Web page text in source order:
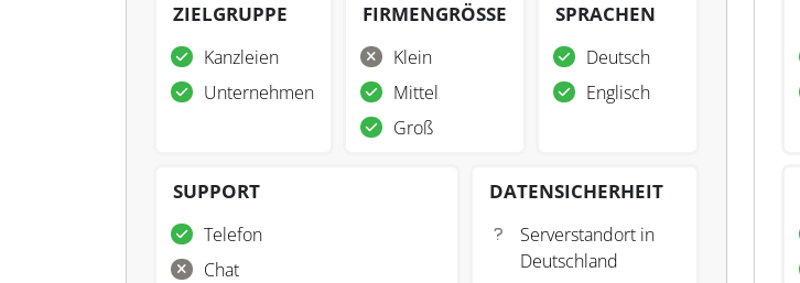
ZIELGRUPPE
Kanzleien
Unternehmen
FIRMENGRÖSSE
Klein
Mittel
Groß
SPRACHEN
Deutsch
Englisch
SUPPORT
Telefon
Chat
DATENSICHERHEIT
Serverstandort in
Deutschland